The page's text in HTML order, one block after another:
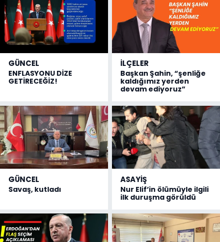
GÜNCEL
ENFLASYONU DİZE
GETİRECEĞİZ!
İLÇELER
Başkan Şahin, “şenliğe
kaldığımız yerden
devam ediyoruz”
GÜNCEL
Savaş, kutladı
ASAYİŞ
Nur Elif’in ölümüyle ilgili
ilk duruşma görüldü